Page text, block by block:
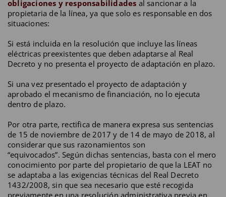
obligaciones y responsabilidades al sancionar a la
propietaria de la línea, ya que solo es responsable en dos
situaciones:
Si está incluida en la resolución que incluye las líneas
eléctricas preexistentes que deben adaptarse al Real
Decreto y no presenta el proyecto de adaptación en plazo.
Si una vez presentado el proyecto de adaptación y
aprobado el mecanismo de financiación, no lo ejecuta
dentro de plazo.
Por otra parte, rectifica de manera expresa sus sentencias
de 15 de noviembre de 2017 y de 14 de mayo de 2018, al
considerar que sus razonamientos son
“equivocados”. Según dichas sentencias, basta con el mero
conocimiento por parte del propietario de que la LEAT no
se adaptaba a las exigencias técnicas del Real Decreto
1432/2008, sin que sea necesario que esté recogida
previamente en una resolución administrativa previa en